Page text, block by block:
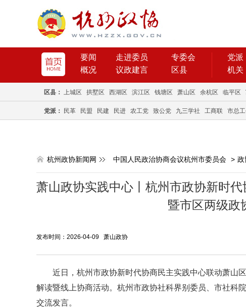
要闻 走进委员
专委会
概况
议政建言 区县
党派
机关
区县： 上城区 拱墅区 西湖区 滨江区 钱塘区 萧山区 余杭区 临平区
党派： 民革 民盟 民建 民进 农工党 致公党 九三学社 工商联 市总
杭州政协新闻网 中国人民政治协商会议杭州市委员会 > 政
萧山政协实践中心丨杭州市政协新时
暨市区两级政
发布时间：2026-04-09 萧山政协
近日，杭州市政协新时代协商民主实践中心联动萧山
解读暨线上协商活动。杭州市政协社科界别委员、市社科
交流发言。